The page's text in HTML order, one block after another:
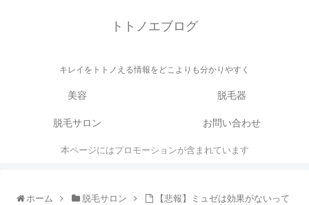
トトノエブログ
キレイをトトノえる情報をどこよりも分かりやすく
美容
脱毛器
脱毛サロン
お問い合わせ
本ページにはプロモーションが含まれています
ホーム 脱毛サロン
【悲報】ミュゼは効果がないって